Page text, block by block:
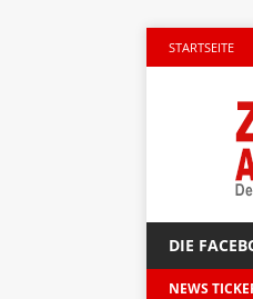
STARTSEITE
DIE
NEWS